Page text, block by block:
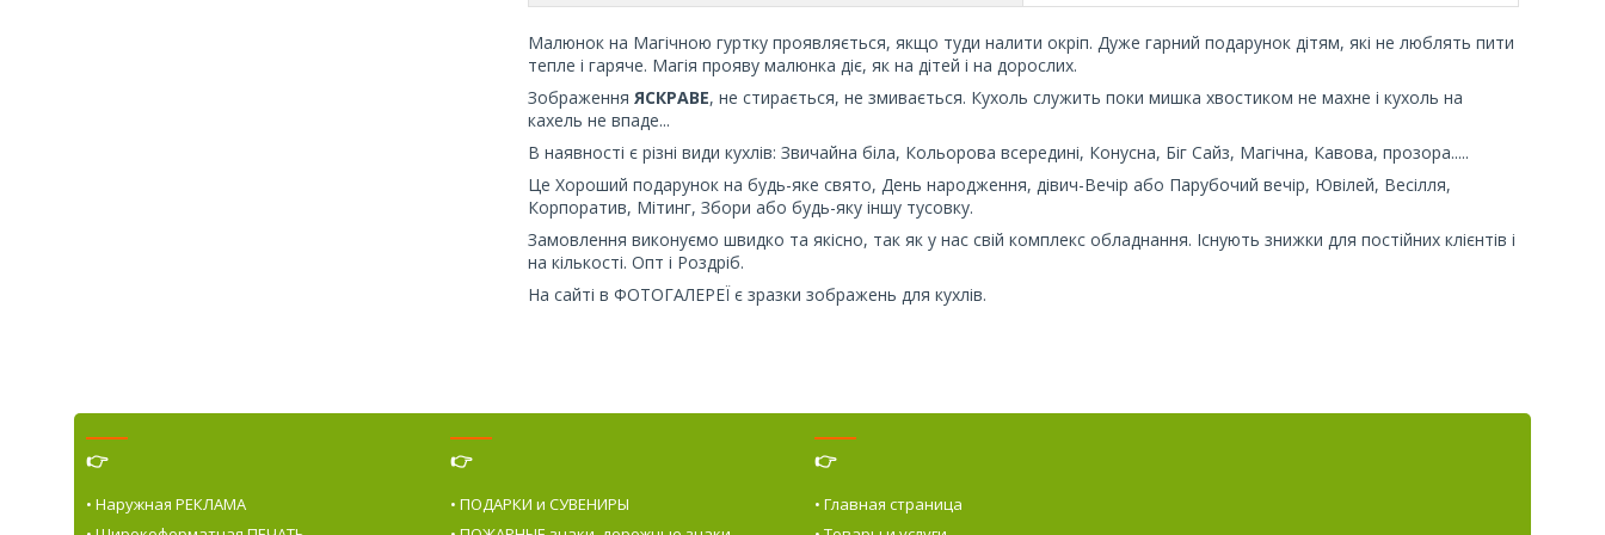
Малюнок на Магічною гуртку проявляється, якщо туди налити окріп. Дуже гарний подарунок дітям, які не люблять пити
тепле і гаряче. Магія прояву малюнка діє, як на дітей і на дорослих.
Зображення ЯСКРАВЕ, не стирається, не змивається. Кухоль служить поки мишка хвостиком не махне і кухоль на
кахель не впаде...
В наявності є різні види кухлів: Звичайна біла, Кольорова всередині, Конусна, Біг Сайз, Магічна, Кавова, прозора.....
Це Хороший подарунок на будь-яке свято, День народження, дівич-Вечір або Парубочий вечір, Ювілей, Весілля,
Корпоратив, Мітинг, Збори або будь-яку іншу тусовку.
Замовлення виконуємо швидко та якісно, так як у нас свій комплекс обладнання. Існують знижки для постійних клієнтів і
на кількості. Опт і Роздріб.
На сайті в ФОТОГАЛЕРЕЇ є зразки зображень для кухлів.
👉
• Наружная РЕКЛАМА
👉
• ПОДАРКИ и СУВЕНИРЫ
👉
• Главная страница